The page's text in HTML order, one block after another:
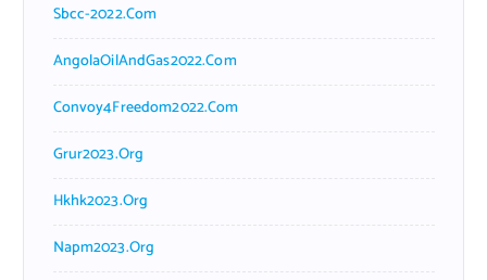
Sbcc-2022.com
AngolaOilAndGas2022.com
Convoy4Freedom2022.com
Grur2023.org
Hkhk2023.org
Napm2023.org